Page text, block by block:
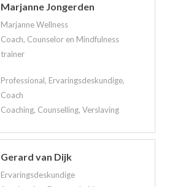
Marjanne Jongerden
Marjanne Wellness
Coach, Counselor en Mindfulness
trainer
Professional, Ervaringsdeskundige,
Coach
Coaching, Counselling, Verslaving
Gerard van Dijk
Ervaringsdeskundige